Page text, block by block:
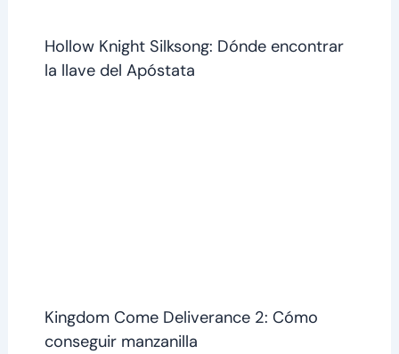
Hollow Knight Silksong: Dónde encontrar
la llave del Apóstata
Kingdom Come Deliverance 2: Cómo
conseguir manzanilla